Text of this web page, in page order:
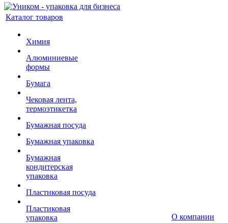
Каталог товаров
Химия
Алюминиевые
формы
Бумага
Чековая лента,
термоэтикетка
Бумажная посуда
Бумажная упаковка
Бумажная
кондитерская
упаковка
Пластиковая посуда
Пластиковая
упаковка
О компании